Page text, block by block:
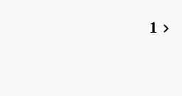
1 chevron_right